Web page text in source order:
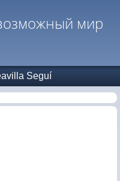
мир
Seguí